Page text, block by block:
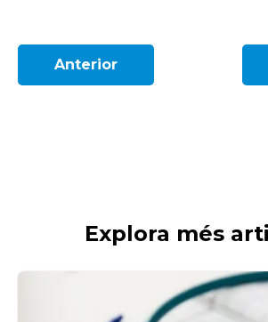
Anterior
Explora més